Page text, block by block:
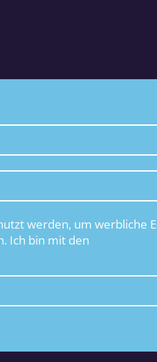
werden, um werbliche
Ich bin mit den